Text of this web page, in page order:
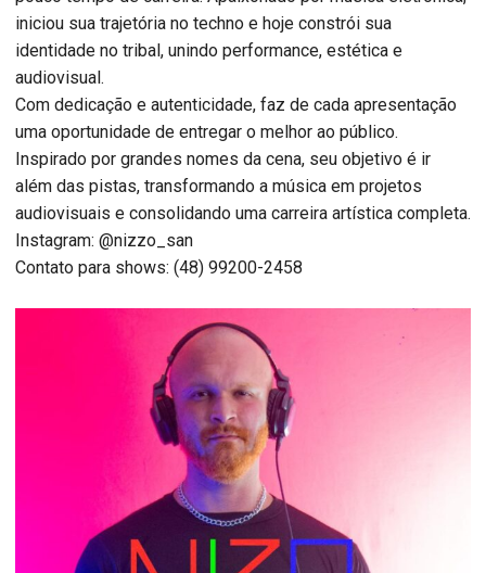
iniciou sua trajetória no techno e hoje constrói sua
identidade no tribal, unindo performance, estética e
audiovisual.
Com dedicação e autenticidade, faz de cada apresentação
uma oportunidade de entregar o melhor ao público.
Inspirado por grandes nomes da cena, seu objetivo é ir
além das pistas, transformando a música em projetos
audiovisuais e consolidando uma carreira artística completa.
Instagram: @nizzo_san
Contato para shows: (48) 99200-2458